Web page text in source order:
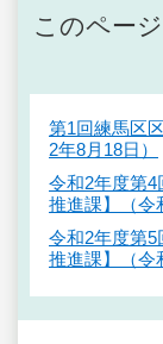
このペー
第1回練馬区
2年8月18日）
令和2年度第
推進課】（令
令和2年度第
推進課】（令